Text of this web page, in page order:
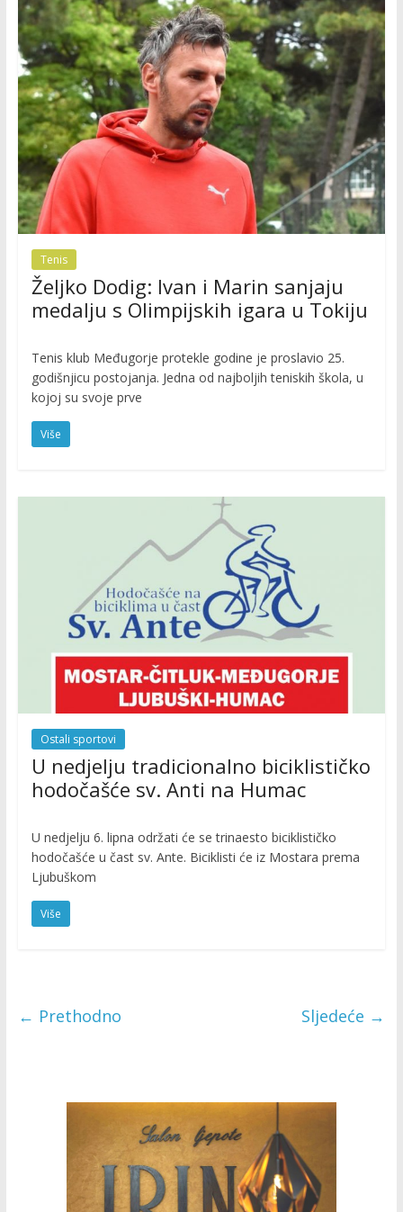
Tenis
Željko Dodig: Ivan i Marin sanjaju
medalju s Olimpijskih igara u Tokiju
Tenis klub Međugorje protekle godine je proslavio 25.
godišnjicu postojanja. Jedna od najboljih teniskih škola, u
kojoj su svoje prve
Više
Ostali sportovi
U nedjelju tradicionalno biciklističko
hodočašće sv. Anti na Humac
U nedjelju 6. lipna održati će se trinaesto biciklističko
hodočašće u čast sv. Ante. Biciklisti će iz Mostara prema
Ljubuškom
Više
← Prethodno Sljedeće →